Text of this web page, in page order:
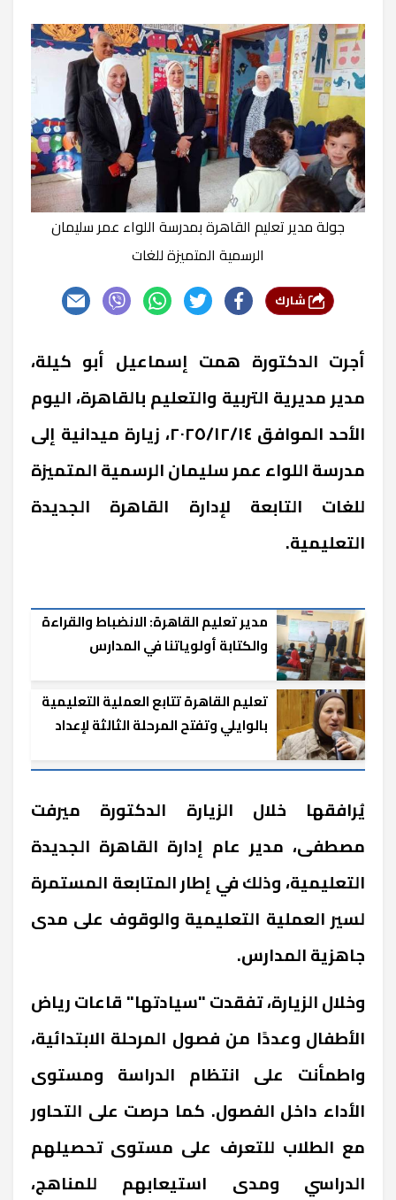
جولة مدير تعليم القاهرة بمدرسة اللواء عمر سليمان
الرسمية المتميزة للغات
أجرت الدكتورة همت إسماعيل أبو كيلة،
مدير مديرية التربية والتعليم بالقاهرة، اليوم
الأحد الموافق ٢٠٢٥/١٢/١٤، زيارة ميدانية إلى
مدرسة اللواء عمر سليمان الرسمية المتميزة
للغات التابعة لإدارة القاهرة الجديدة
التعليمية.
مدير تعليم القاهرة: الانضباط والقراءة
والكتابة أولوياتنا في المدارس
تعليم القاهرة تتابع العملية التعليمية
بالوايلي وتفتح المرحلة الثالثة لإعداد
يُرافقها خلال الزيارة الدكتورة ميرفت
مصطفى، مدير عام إدارة القاهرة الجديدة
التعليمية، وذلك في إطار المتابعة المستمرة
لسير العملية التعليمية والوقوف على مدى
جاهزية المدارس.
وخلال الزيارة، تفقدت "سيادتها" قاعات رياض
الأطفال وعددًا من فصول المرحلة الابتدائية،
واطمأنت على انتظام الدراسة ومستوى
الأداء داخل الفصول. كما حرصت على التحاور
مع الطلاب للتعرف على مستوى تحصيلهم
الدراسي ومدى استيعابهم للمناهج،